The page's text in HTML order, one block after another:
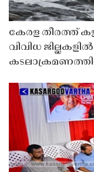
കേരള തീരത്ത്
വിവിധ